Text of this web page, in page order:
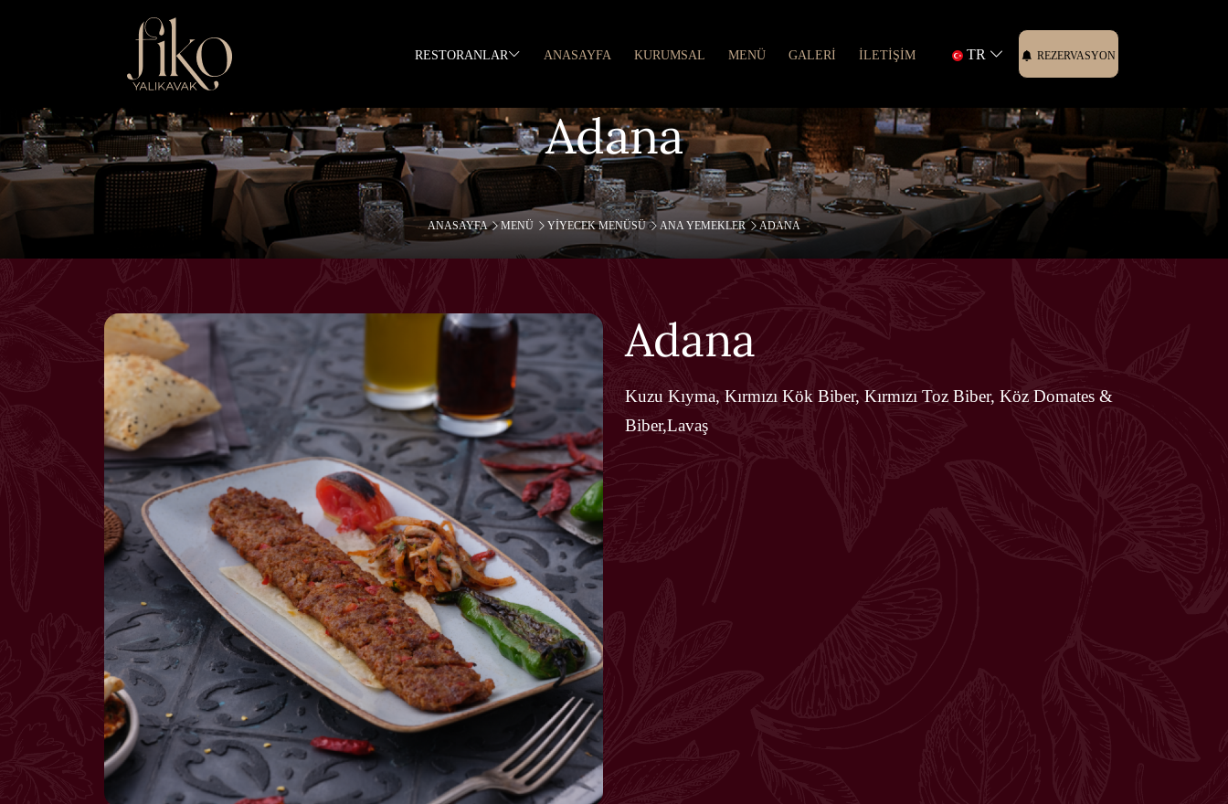
RESTORANLAR ANASAYFA KURUMSAL MENÜ GALERİ İLETİŞİM TR REZERVASYON
Adana
ANASAYFA MENÜ YIYECEK MENÜSÜ ANA YEMEKLER ADANA
Adana
Kuzu Kıyma, Kırmızı Kök Biber, Kırmızı Toz Biber, Köz Domates &
Biber,Lavaş